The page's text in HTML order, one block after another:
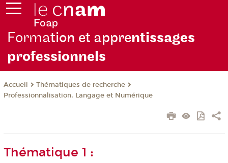
Formation et apprentissages
professionnels
Accueil
Thématiques de recherche
Professionnalisation, Langage et Numérique
Thématique 1 :